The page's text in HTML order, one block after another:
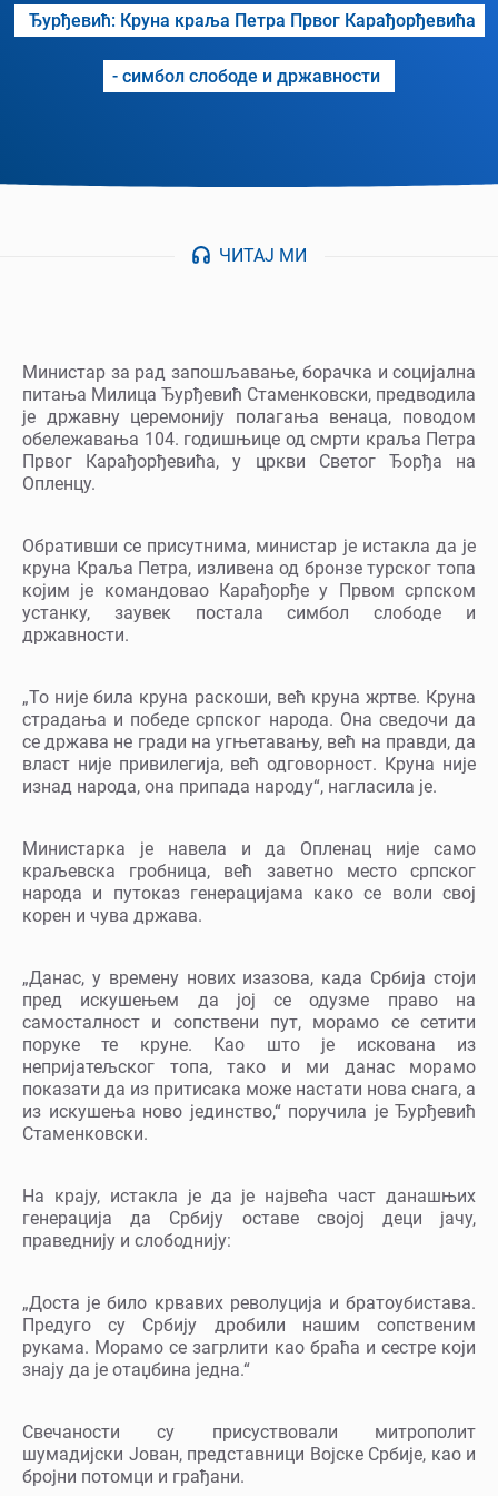
Ђурђевић: Круна краља Петра Првог Карађорђевића
- симбол слободе и државности
ЧИТАЈ МИ
Министар за рад запошљавање, борачка и социјална
питања Милица Ђурђевић Стаменковски, предводила
је државну церемонију полагања венаца, поводом
обележавања 104. годишњице од смрти краља Петра
Првог Карађорђевића, у цркви Светог Ђорђа на
Опленцу.
Обративши се присутнима, министар је истакла да је
круна Краља Петра, изливена од бронзе турског топа
којим је командовао Карађорђе у Првом српском
устанку, заувек постала симбол слободе и
државности.
„То није била круна раскоши, већ круна жртве. Круна
страдања и победе српског народа. Она сведочи да
се држава не гради на угњетавању, већ на правди, да
власт није привилегија, већ одговорност. Круна није
изнад народа, она припада народу“, нагласила је.
Министарка је навела и да Опленац није само
краљевска гробница, већ заветно место српског
народа и путоказ генерацијама како се воли свој
корен и чува држава.
„Данас, у времену нових изазова, када Србија стоји
пред искушењем да јој се одузме право на
самосталност и сопствени пут, морамо се сетити
поруке те круне. Као што је искована из
непријатељског топа, тако и ми данас морамо
показати да из притисака може настати нова снага, а
из искушења ново јединство,“ поручила је Ђурђевић
Стаменковски.
На крају, истакла је да је највећа част данашњих
генерација да Србију оставе својој деци јачу,
праведнију и слободнију:
„Доста је било крвавих револуција и братоубистава.
Предуго су Србију дробили нашим сопственим
рукама. Морамо се загрлити као браћа и сестре који
знају да је отаџбина једна.“
Свечаности су присуствовали митрополит
шумадијски Јован, представници Војске Србије, као и
бројни потомци и грађани.